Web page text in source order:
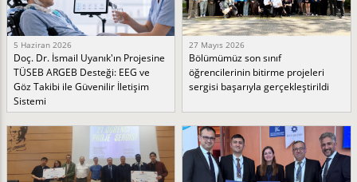
5 Haziran 2026
Doç. Dr. İsmail Uyanık'ın Projesine
TÜSEB ARGEB Desteği: EEG ve
Göz Takibi ile Güvenilir İletişim
Sistemi
27 Mayıs 2026
Bölümümüz son sınıf
öğrencilerinin bitirme projeleri
sergisi başarıyla gerçekleştirildi